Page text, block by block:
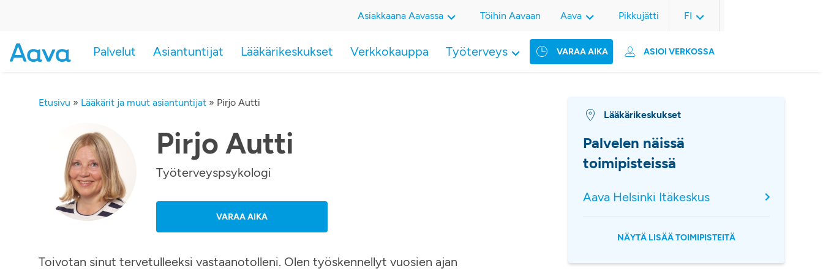
VARAA AIKA ASIOI VERKOSSA
Palvelut Asiantuntijat Lääkärikeskukset Verkkokauppa Työterveys
Asiakkaana Aavassa Töihin Aavaan Aava Pikkujätti FI
Etusivu » Lääkärit ja muut asiantuntijat » Pirjo Autti
Pirjo Autti
Työterveyspsykologi
VARAA AIKA
Toivotan sinut tervetulleeksi vastaanotolleni. Olen työskennellyt vuosien ajan
Lääkärikeskukset
Palvelen näissä
toimipisteissä
Aava Helsinki Itäkeskus
NÄYTÄ LISÄÄ TOIMIPISTEITÄ